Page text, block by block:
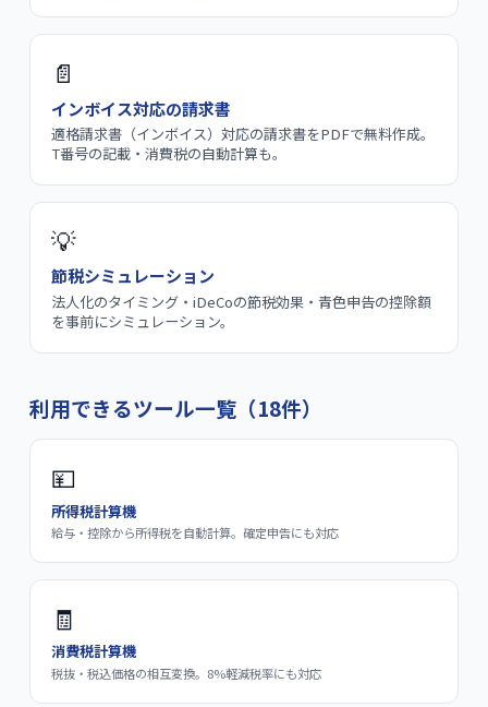
📄
インボイス対応の請求書
適格請求書（インボイス）対応の請求書をPDFで無料作成。
T番号の記載・消費税の自動計算も。
💡
節税シミュレーション
法人化のタイミング・iDeCoの節税効果・青色申告の控除額
を事前にシミュレーション。
利用できるツール一覧（18件）
💴
所得税計算機
給与・控除から所得税を自動計算。確定申告にも対応
🧾
消費税計算機
税抜・税込価格の相互変換。8%軽減税率にも対応